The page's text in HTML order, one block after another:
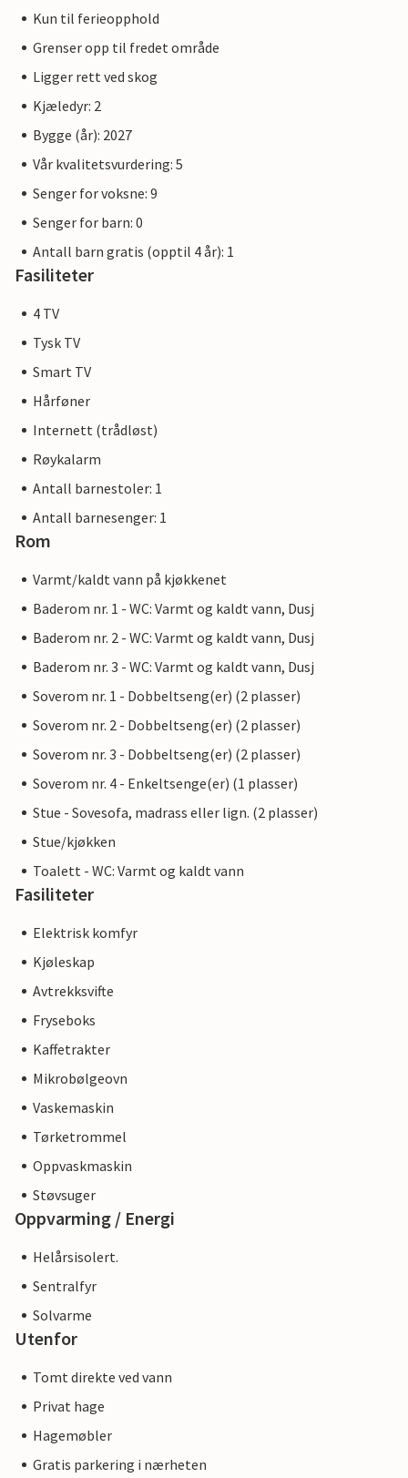
Kun til ferieopphold
Grenser opp til fredet område
Ligger rett ved skog
Kjæledyr: 2
Bygge (år): 2027
Vår kvalitetsvurdering: 5
Senger for voksne: 9
Senger for barn: 0
Antall barn gratis (opptil 4 år): 1
Fasiliteter
4 TV
Tysk TV
Smart TV
Hårføner
Internett (trådløst)
Røykalarm
Antall barnestoler: 1
Antall barnesenger: 1
Rom
Varmt/kaldt vann på kjøkkenet
Baderom nr. 1 - WC: Varmt og kaldt vann, Dusj
Baderom nr. 2 - WC: Varmt og kaldt vann, Dusj
Baderom nr. 3 - WC: Varmt og kaldt vann, Dusj
Soverom nr. 1 - Dobbeltseng(er) (2 plasser)
Soverom nr. 2 - Dobbeltseng(er) (2 plasser)
Soverom nr. 3 - Dobbeltseng(er) (2 plasser)
Soverom nr. 4 - Enkeltsenge(er) (1 plasser)
Stue - Sovesofa, madrass eller lign. (2 plasser)
Stue/kjøkken
Toalett - WC: Varmt og kaldt vann
Fasiliteter
Elektrisk komfyr
Kjøleskap
Avtrekksvifte
Fryseboks
Kaffetrakter
Mikrobølgeovn
Vaskemaskin
Tørketrommel
Oppvaskmaskin
Støvsuger
Oppvarming / Energi
Helårsisolert.
Sentralfyr
Solvarme
Utenfor
Tomt direkte ved vann
Privat hage
Hagemøbler
Gratis parkering i nærheten